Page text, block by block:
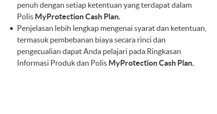
penuh dengan setiap ketentuan yang terdapat dalam
Polis MyProtection Cash Plan.
Penjelasan lebih lengkap mengenai syarat dan ketentuan,
termasuk pembebanan biaya secara rinci dan
pengecualian dapat Anda pelajari pada Ringkasan
Informasi Produk dan Polis MyProtection Cash Plan.